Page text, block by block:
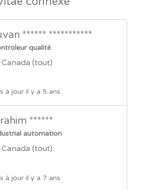
****** ***********
qualité
Canada (tout)
à jour il y a 5 ans
******
automation
Canada (tout)
à jour il y a 7 ans